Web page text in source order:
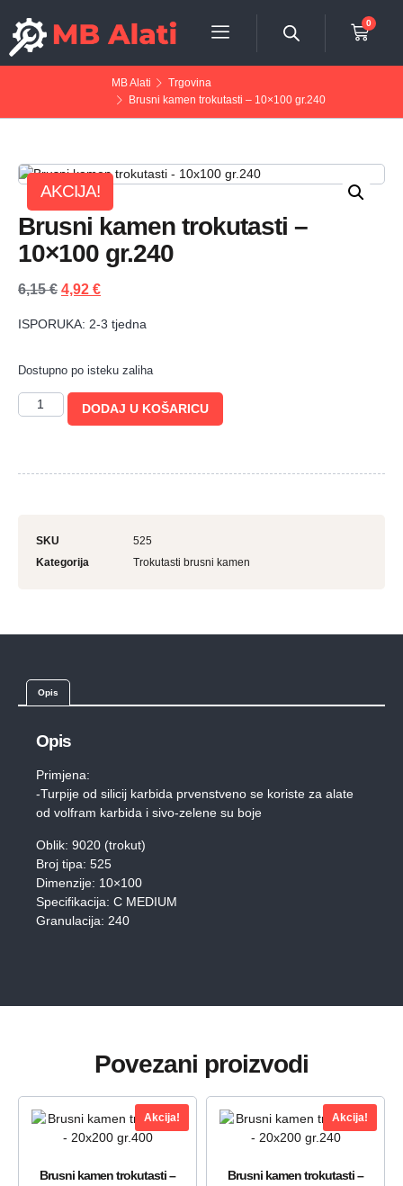
0
MB Alati
Trgovina
Brusni kamen trokutasti – 10×100 gr.240
AKCIJA!
Brusni kamen trokutasti –
10×100 gr.240
6,15€ 4,92 €
ISPORUKA: 2-3 tjedna
Dostupno po isteku zaliha
DODAJ U KOŠARICU
SKU
525
Kategorija
Trokutasti brusni kamen
Opis
Opis
Primjena:
-Turpije od silicij karbida prvenstveno se koriste za alate
od volfram karbida i sivo-zelene su boje
Oblik: 9020 (trokut)
Broj tipa: 525
Dimenzije: 10×100
Specifikacija: C MEDIUM
Granulacija: 240
Povezani proizvodi
Akcija!
Brusni kamen trokutasti –
Akcija!
Brusni kamen trokutasti –